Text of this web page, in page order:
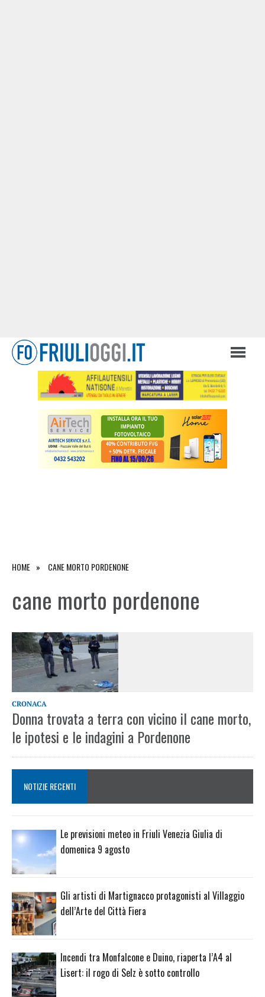
HOME CANE MORTO PORDENONE
cane morto pordenone
CRONACA
Donna trovata a terra con vicino il cane morto,
le ipotesi e le indagini a Pordenone
NOTIZIE RECENTI
Le previsioni meteo in Friuli Venezia Giulia di
domenica 9 agosto
Gli artisti di Martignacco protagonisti al Villaggio
dell’Arte del Città Fiera
Incendi tra Monfalcone e Duino, riaperta l’A4 al
Lisert: il rogo di Selz è sotto controllo